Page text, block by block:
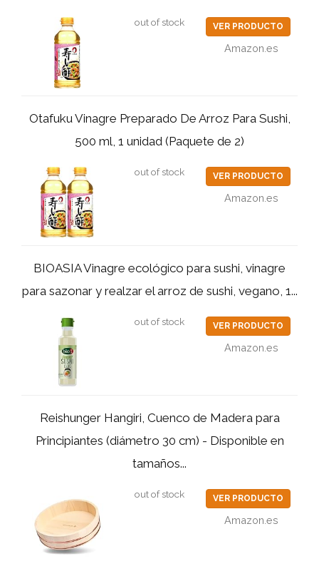
out of stock VER PRODUCTO
Amazon.es
Otafuku Vinagre Preparado De Arroz Para Sushi,
500 ml, 1 unidad (Paquete de 2)
out of stock VER PRODUCTO
Amazon.es
BIOASIA Vinagre ecológico para sushi, vinagre
para sazonar y realzar el arroz de sushi, vegano, 1...
out of stock VER PRODUCTO
Amazon.es
Reishunger Hangiri, Cuenco de Madera para
Principiantes (diámetro 30 cm) - Disponible en
tamaños...
out of stock VER PRODUCTO
Amazon.es